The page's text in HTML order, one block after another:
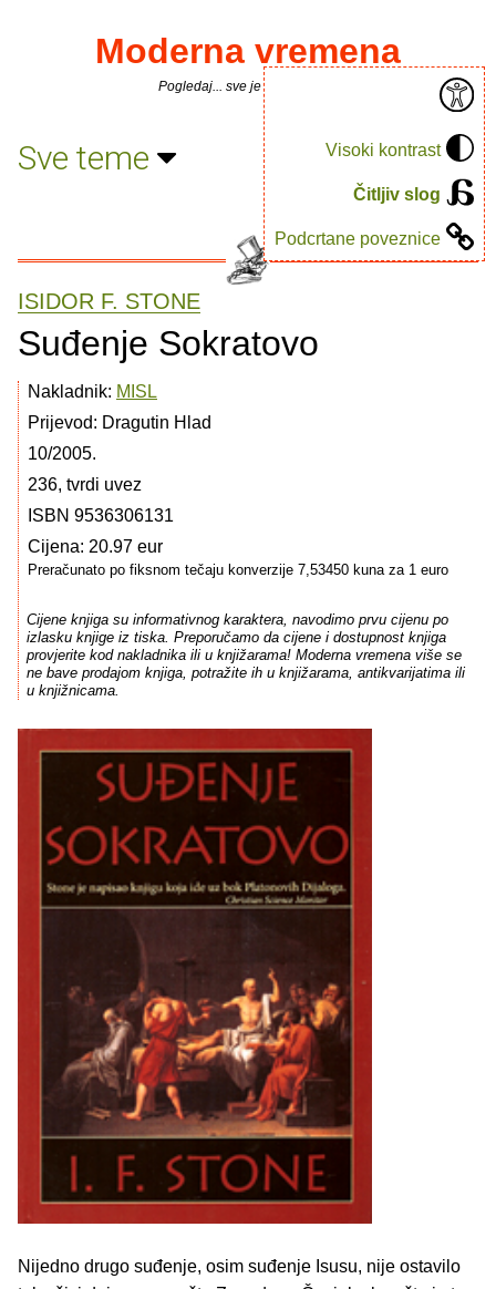
Visoki kontrast
Čitljiv slog
Podcrtane poveznice
Moderna vremena
Pogledaj... sve je puno knjiga.
Sve teme
ISIDOR F. STONE
Suđenje Sokratovo
Nakladnik: MISL
Prijevod: Dragutin Hlad
10/2005.
236, tvrdi uvez
ISBN 9536306131
Cijena: 20.97 eur
Preračunato po fiksnom tečaju konverzije 7,53450 kuna za 1 euro
Cijene knjiga su informativnog karaktera, navodimo prvu cijenu po
izlasku knjige iz tiska. Preporučamo da cijene i dostupnost knjiga
provjerite kod nakladnika ili u knjižarama! Moderna vremena više se
ne bave prodajom knjiga, potražite ih u knjižarama, antikvarijatima ili
u knjižnicama.
Nijedno drugo suđenje, osim suđenje Isusu, nije ostavilo